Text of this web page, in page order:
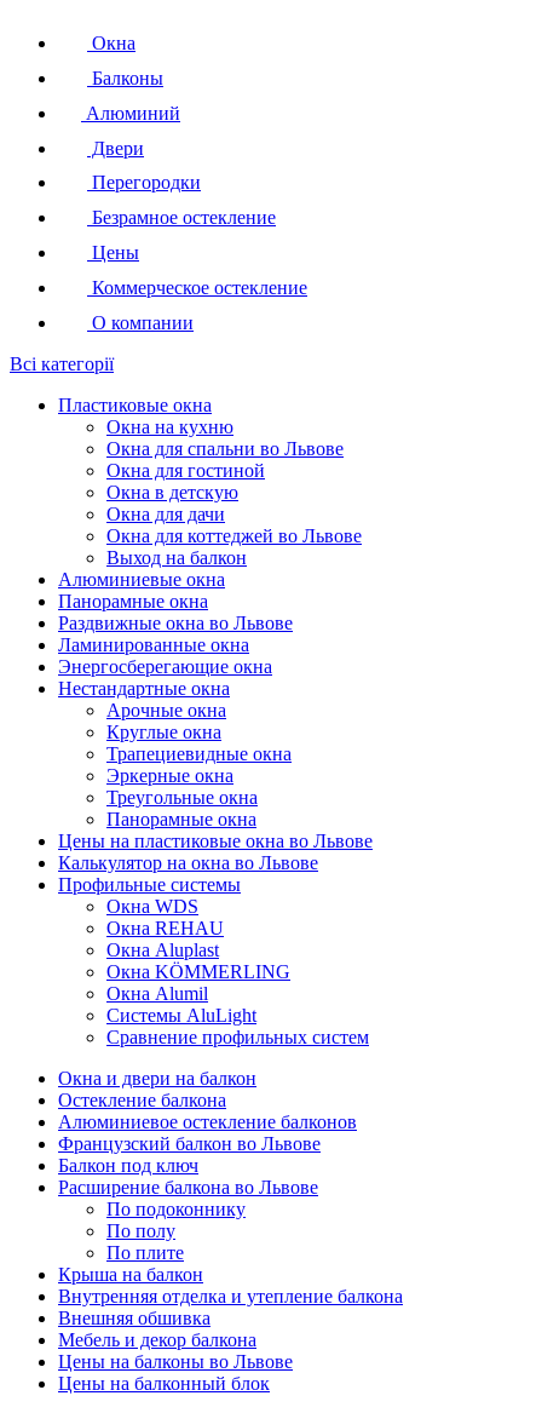
Окна
Балконы
Алюминий
Двери
Перегородки
Безрамное остекление
Цены
Коммерческое остекление
О компании
Всі категорії
Пластиковые окна
Окна на кухню
Окна для спальни во Львове
Окна для гостиной
Окна в детскую
Окна для дачи
Окна для коттеджей во Львове
Выход на балкон
Алюминиевые окна
Панорамные окна
Раздвижные окна во Львове
Ламинированные окна
Энергосберегающие окна
Нестандартные окна
Арочные окна
Круглые окна
Трапециевидные окна
Эркерные окна
Треугольные окна
Панорамные окна
Цены на пластиковые окна во Львове
Калькулятор на окна во Львове
Профильные системы
Окна WDS
Окна REHAU
Окна Aluplast
Окна KÖMMERLING
Окна Alumil
Системы AluLight
Сравнение профильных систем
Окна и двери на балкон
Остекление балкона
Алюминиевое остекление балконов
Французский балкон во Львове
Балкон под ключ
Расширение балкона во Львове
По подоконнику
По полу
По плите
Крыша на балкон
Внутренняя отделка и утепление балкона
Внешняя обшивка
Мебель и декор балкона
Цены на балконы во Львове
Цены на балконный блок